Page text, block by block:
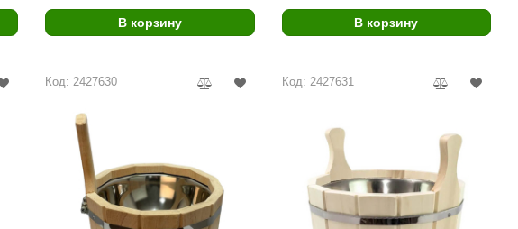
В корзину В корзину
Код: 2427630 Код: 2427631